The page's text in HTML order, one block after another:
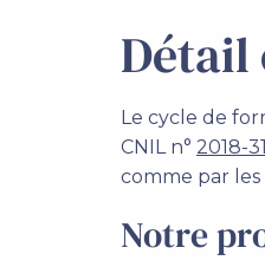
Détail
Le cycle de
CNIL n° 2018-
comme par
Notre